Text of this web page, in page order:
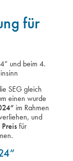
für
und beim 4.
SEG gleich
einen wurde
im Rahmen
und
für